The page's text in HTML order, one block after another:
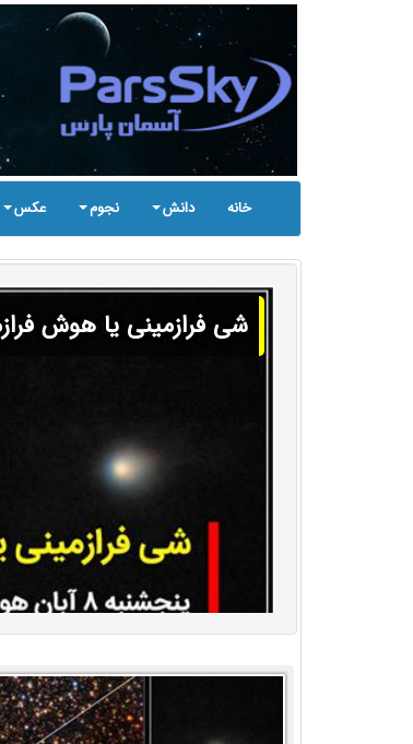
خانه دانش نجوم عکس
شی فرازمینی یا هوش